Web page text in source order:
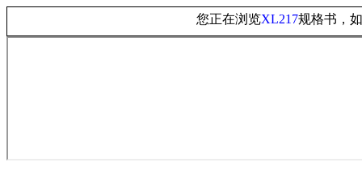
您正在浏览XL217规格书，